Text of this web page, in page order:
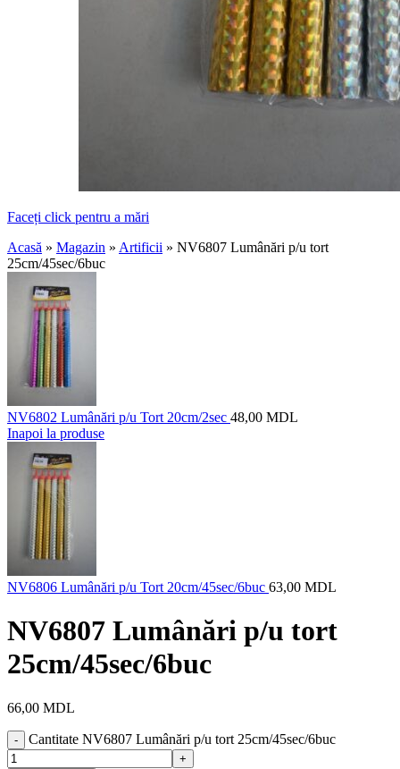
Faceți click pentru a mări
Acasă » Magazin » Artificii » NV6807 Lumânări p/u tort
25cm/45sec/6buc
NV6802 Lumânări p/u Tort 20cm/2sec 48,00 MDL
Inapoi la produse
NV6806 Lumânări p/u Tort 20cm/45sec/6buc 63,00 MDL
NV6807 Lumânări p/u tort
25cm/45sec/6buc
66,00 MDL
Cantitate NV6807 Lumânări p/u tort 25cm/45sec/6buc